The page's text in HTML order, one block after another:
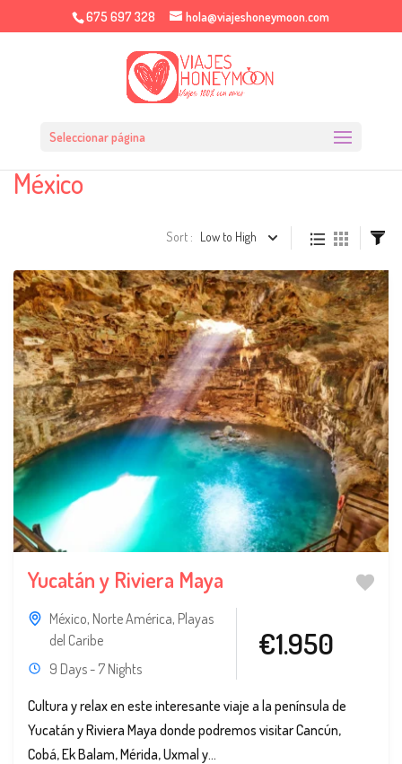
675 697 328 hola@viajeshoneymoon.com
Seleccionar página
México
Sort : Low to High
Yucatán y Riviera Maya
México, Norte América, Playas
del Caribe
9 Days - 7 Nights
€1.950
Cultura y relax en este interesante viaje a la península de
Yucatán y Riviera Maya donde podremos visitar Cancún,
Cobá, Ek Balam, Mérida, Uxmal y...